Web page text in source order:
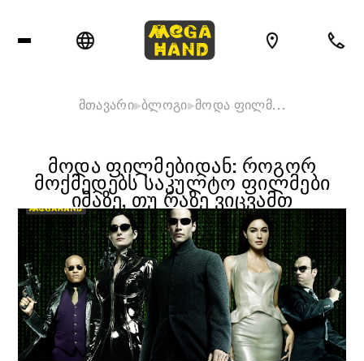
მთავარი ბლოგი მოდა ფილმ…
ᲛᲝᲓᲐ ᲤᲘᲚᲛᲔᲑᲘᲓᲐᲜ: ᲠᲝᲒᲝᲠ
ᲛᲝᲥᲛᲔᲓᲔᲑᲡ ᲡᲐᲙᲣᲚᲢᲝ ᲤᲘᲚᲛᲔᲑᲘ
ᲘᲛᲐᲖᲔ, ᲗᲣ ᲠᲐᲖᲔ ᲕᲘᲪᲕᲐᲛᲗ